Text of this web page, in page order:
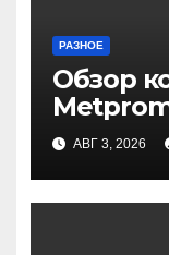
РАЗНОЕ
Обзор
АВГ 3, 2026